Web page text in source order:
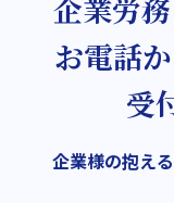
企業労
お電話
受
企業様の抱え